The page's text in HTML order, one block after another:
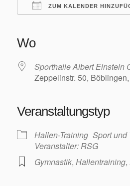
ZUM KALENDER
Wo
Sporthalle Albert Einstein
Zeppelinstr. 50,
Veranstaltungstyp
Hallen-Training Sport und
Veranstalter: RSG
Gymnastik, Hallentraining,